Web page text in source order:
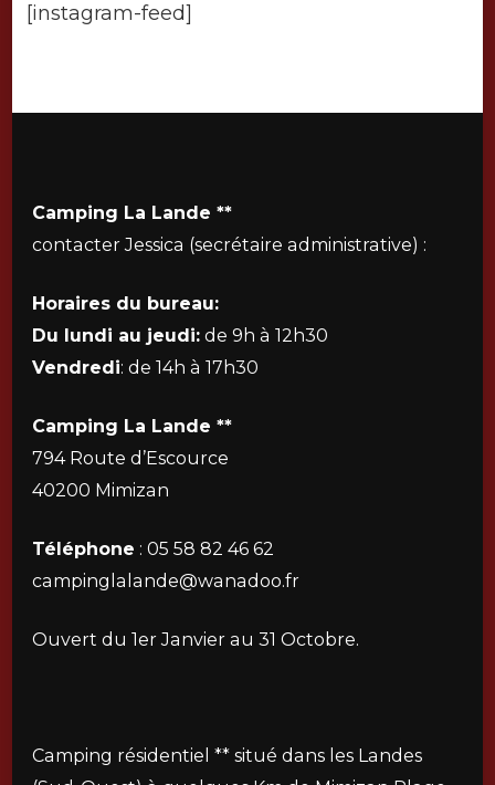
[instagram-feed]
Camping La Lande **
contacter Jessica (secrétaire administrative) :
Horaires du bureau:
Du lundi au jeudi: de 9h à 12h30
Vendredi: de 14h à 17h30
Camping La Lande **
794 Route d’Escource
40200 Mimizan
Téléphone : 05 58 82 46 62
campinglalande@wanadoo.fr
Ouvert du 1er Janvier au 31 Octobre.
Camping résidentiel ** situé dans les Landes